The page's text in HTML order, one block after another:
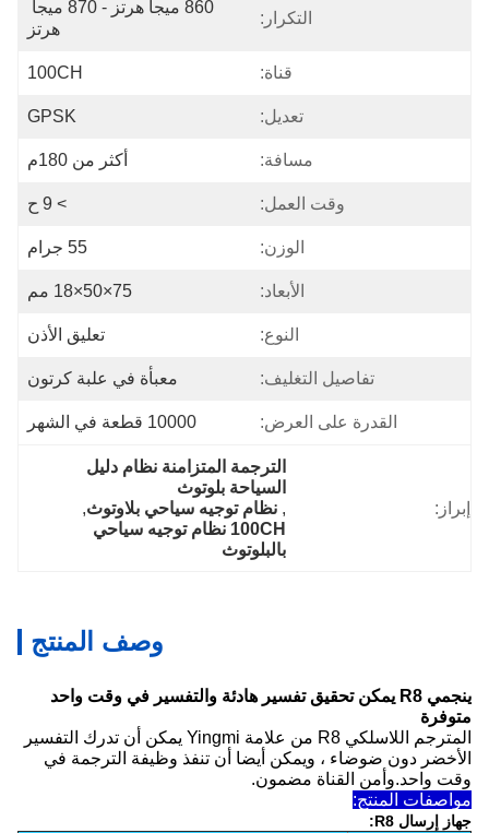
التكرار:
هرتز
قناة: 100CH
تعديل: GPSK
مسافة: أكثر من 180م
وقت العمل: > 9 ح
الوزن: 55 جرام
الأبعاد: 75×50×18 مم
النوع: تعليق الأذن
تفاصيل التغليف: معبأة في علبة كرتون
القدرة على العرض: 10000 قطعة في الشهر
إبراز:
السياحة بلوتوث
, نظام توجيه سياحي بلاوتوث,
بالبلوتوث
وصف المنتج
ينجمي R8 يمكن تحقيق تفسير هادئة والتفسير في وقت واحد
متوفرة
المترجم اللاسلكي R8 من علامة Yingmi يمكن أن تدرك التفسير
الأخضر دون ضوضاء ، ويمكن أيضا أن تنفذ وظيفة الترجمة في
وقت واحد.وأمن القناة مضمون.
مواصفات المنتج:
جهاز إرسال R8: